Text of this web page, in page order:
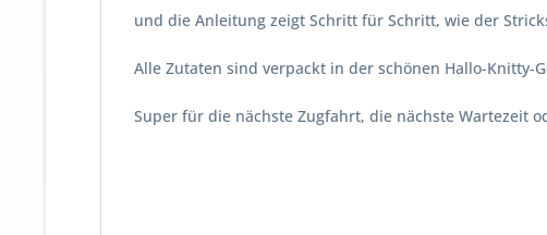
und die Anleitung zeigt Schritt für Schritt, wie der
Alle Zutaten sind verpackt in der schönen Hallo-Knitty-
Super für die nächste Zugfahrt, die nächste Wartezeit